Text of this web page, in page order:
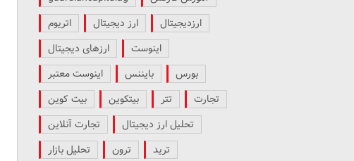
اتریوم
ارز دیجیتال
ارزدیجیتال
ارزهای دیجیتال
اینوست
اینوست معتبر
بایننس
بورس
بیت کوین
بیتکوین تتر
تجارت
تجارت آنلاین
تحلیل ارز دیجیتال
تحلیل بازار
ترون
ترید